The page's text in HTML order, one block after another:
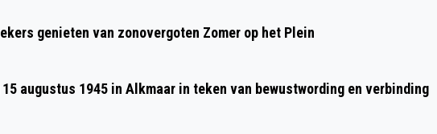
genieten van zonovergoten Zomer op het Plein
augustus 1945 in Alkmaar in teken van bewustwording en verbinding